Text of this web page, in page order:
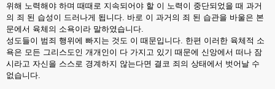
위해 노력해야 하며 때때로 지속되어야 할 이 노력이 중단되었을 때 과거
의 죄 된 습성이 드러나게 됩니다. 바로 이 과거의 죄 된 습관을 바울은 본
문에서 육체의 소욕이라 말하였습니다.
성도들이 범죄 행위에 빠지는 것도 이 때문입니다. 한편 이러한 육체적 소
욕은 모든 그리스도인 개개인이 다 가지고 있기 때문에 신앙에서 떠나 잠
시라고 자신을 스스로 경계하지 않는다면 결코 죄의 상태에서 벗어날 수
없습니다.